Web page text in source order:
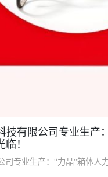
有限公司专业生产
！
专业生产：“力晶”箱体